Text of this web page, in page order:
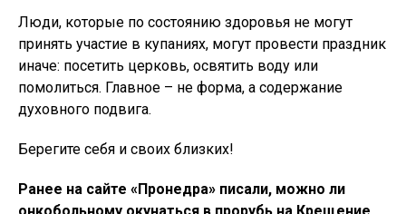
Люди, которые по состоянию здоровья не могут
принять участие в купаниях, могут провести праздник
иначе: посетить церковь, освятить воду или
помолиться. Главное – не форма, а содержание
духовного подвига.
Берегите себя и своих близких!
Ранее на сайте «Пронедра» писали, можно ли